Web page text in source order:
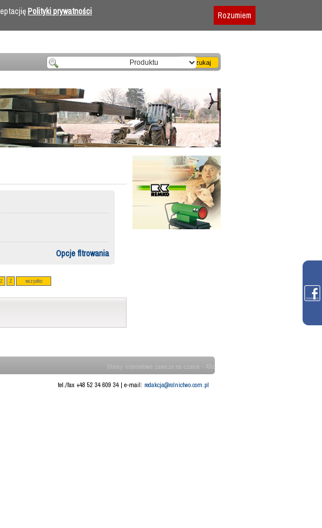
Regulamin
Opcje fltrowania
Z Ż wszystko
Strony internetowe zawsze na czasie - ATcom
tel./fax +48 52 34 609 34 | e-mail: redakcja@rolnictwo.com.pl
Polityki prywatności Rozumiem